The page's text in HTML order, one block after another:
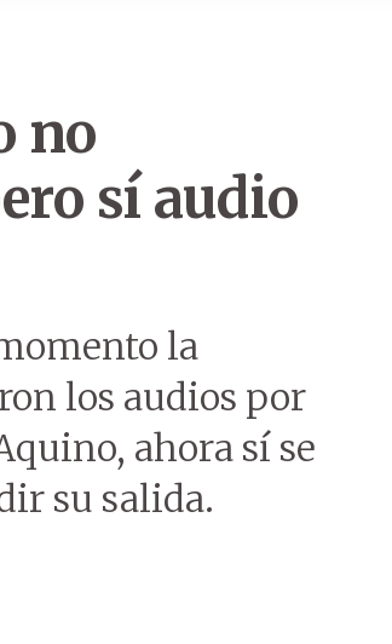
no
sí audio
la
los audios por
ahora sí se
su salida.